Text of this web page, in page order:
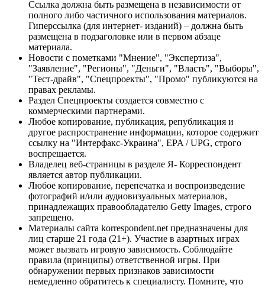
Ссылка должна быть размещена в независимости от
полного либо частичного использования материалов.
Гиперссылка (для интернет- изданий) – должна быть
размещена в подзаголовке или в первом абзаце
материала.
Новости с пометками "Мнение", "Экспертиза",
"Заявление", "Регионы", "Деньги", "Власть", "Выборы",
"Тест-драйв", "Спецпроекты", "Промо" публикуются на
правах рекламы.
Раздел Спецпроекты создается совместно с
коммерческими партнерами.
Любое копирование, публикация, републикация и
другое распространение информации, которое содержит
ссылку на "Интерфакс-Украина", EPA / UPG, строго
воспрещается.
Владелец веб-страницы в разделе Я- Корреспондент
является автор публикации.
Любое копирование, перепечатка и воспроизведение
фотографий и/или аудиовизуальных материалов,
принадлежащих правообладателю Getty Images, строго
запрещено.
Материалы сайта korrespondent.net предназначены для
лиц старше 21 года (21+). Участие в азартных играх
может вызвать игровую зависимость. Соблюдайте
правила (принципы) ответственной игры. При
обнаружении первых признаков зависимости
немедленно обратитесь к специалисту. Помните, что